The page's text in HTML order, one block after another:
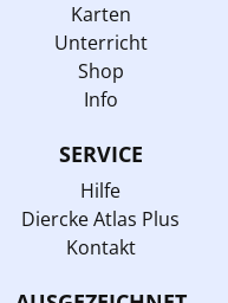
Karten
Unterricht
Shop
Info
SERVICE
Hilfe
Diercke Atlas Plus
Kontakt